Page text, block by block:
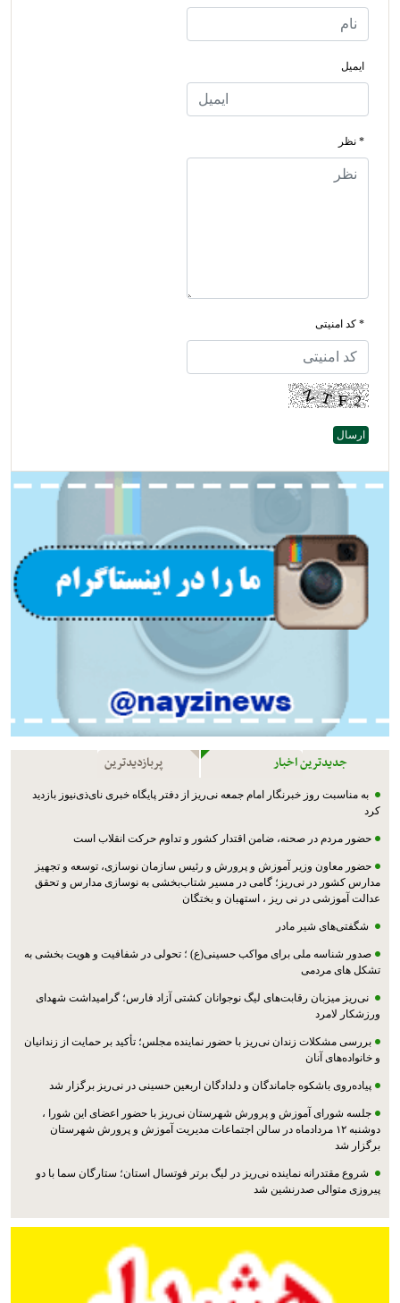
ایمیل
* نظر
* کد امنیتی
جدیدترین اخبار پربازدیدترین
به مناسبت روز خبرنگار امام جمعه نی‌ریز از دفتر پایگاه خبری نای‌ذی‌نیوز بازدید
کرد
حضور مردم در صحنه، ضامن اقتدار کشور و تداوم حرکت انقلاب است
حضور معاون وزیر آموزش و پرورش و رئیس سازمان نوسازی، توسعه و تجهیز
مدارس کشور در نی‌ریز؛ گامی در مسیر شتاب‌بخشی به نوسازی مدارس و تحقق
عدالت آموزشی در نی ریز ، استهبان و بختگان
شگفتی‌های شیر مادر
صدور شناسه ملی برای مواکب حسینی(ع) ؛ تحولی در شفافیت و هویت بخشی به
تشکل های مردمی
نی‌ریز میزبان رقابت‌های لیگ نوجوانان کشتی آزاد فارس؛ گرامیداشت شهدای
ورزشکار لامرد
بررسی مشکلات زندان نی‌ریز با حضور نماینده مجلس؛ تأکید بر حمایت از زندانیان
و خانواده‌های آنان
پیاده‌روی باشکوه جاماندگان و دلدادگان اربعین حسینی در نی‌ریز برگزار شد
جلسه شورای آموزش و پرورش شهرستان نی‌ریز با حضور اعضای این شورا ،
دوشنبه ۱۲ مردادماه در سالن اجتماعات مدیریت آموزش و پرورش شهرستان
برگزار شد
شروع مقتدرانه نماینده نی‌ریز در لیگ برتر فوتسال استان؛ ستارگان سما با دو
پیروزی متوالی صدرنشین شد